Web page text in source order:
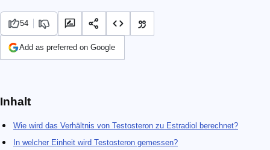
54
Add as preferred on Google
Inhalt
Wie wird das Verhältnis von Testosteron zu Estradiol berechnet?
In welcher Einheit wird Testosteron gemessen?